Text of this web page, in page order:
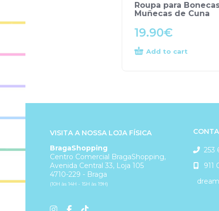
Roupa para
Muñecas de Cuna
19.90€
Add to cart
VISITA A NOSSA LOJA FÍSICA
BragaShopping
Centro Comercial BragaShopping,
Avenida Central 33, Loja 105
4710-229 - Braga
(10H às 14H - 15H às 19H)
253
911